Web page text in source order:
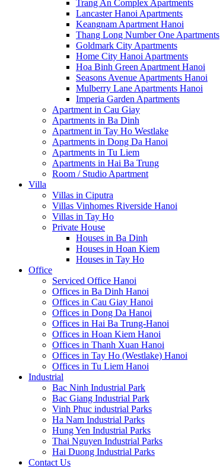
Trang An Complex Apartments
Lancaster Hanoi Apartments
Keangnam Apartment Hanoi
Thang Long Number One Apartments
Goldmark City Apartments
Home City Hanoi Apartments
Hoa Binh Green Apartment Hanoi
Seasons Avenue Apartments Hanoi
Mulberry Lane Apartments Hanoi
Imperia Garden Apartments
Apartment in Cau Giay
Apartments in Ba Dinh
Apartment in Tay Ho Westlake
Apartments in Dong Da Hanoi
Apartments in Tu Liem
Apartments in Hai Ba Trung
Room / Studio Apartment
Villa
Villas in Ciputra
Villas Vinhomes Riverside Hanoi
Villas in Tay Ho
Private House
Houses in Ba Dinh
Houses in Hoan Kiem
Houses in Tay Ho
Office
Serviced Office Hanoi
Offices in Ba Dinh Hanoi
Offices in Cau Giay Hanoi
Offices in Dong Da Hanoi
Offices in Hai Ba Trung-Hanoi
Offices in Hoan Kiem Hanoi
Offices in Thanh Xuan Hanoi
Offices in Tay Ho (Westlake) Hanoi
Offices in Tu Liem Hanoi
Industrial
Bac Ninh Industrial Park
Bac Giang Industrial Park
Vinh Phuc industrial Parks
Ha Nam Industrial Parks
Hung Yen Industrial Parks
Thai Nguyen Industrial Parks
Hai Duong Industrial Parks
Contact Us